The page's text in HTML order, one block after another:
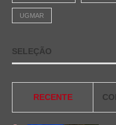
UGMAR
SELEÇÃO
RECENTE